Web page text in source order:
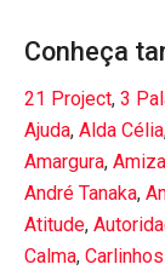
Conheça
21 Project, 3
Ajuda, Alda Célia
Amargura,
André Tanaka,
Atitude,
Calma,